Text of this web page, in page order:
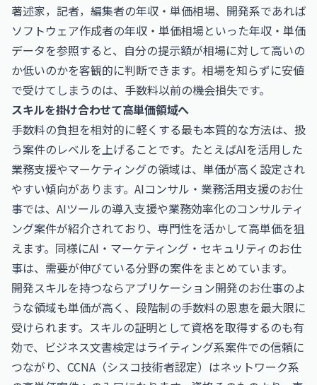
著述家，記者，編集者の年収・単価相場、開発系であれば
ソフトウェア作成者の年収・単価相場といった年収・単価
データを参照すると、自分の提示額が相場に対して高いの
か低いのかを客観的に判断できます。相場を知らずに安値
で受けてしまうのは、手数料以前の機会損失です。
スキルを掛け合わせて高単価領域へ
手数料の負担を相対的に軽くする最も本質的な方法は、扱
う案件のレベルを上げることです。たとえばAIを活用した
業務支援やマーケティングの領域は、単価が高く設定され
やすい傾向があります。 AIコンサル・業務活用支援のお仕
事では、AIツールの導入支援や業務効率化のコンサルティ
ング案件が紹介されており、専門性を活かして高単価を狙
えます。同様にAI・マーケティング・セキュリティのお仕
事は、需要が伸びている分野の案件をまとめています。
開発スキルを持つならアプリケーション開発のお仕事のよ
うな領域も単価が高く、段階制の手数料の恩恵を最大限に
受けられます。スキルの証明として資格を取得するのも有
効で、 ビジネス文書検定はライティング系案件での信頼に
つながり、 CCNA（シスコ技術者認定） はネットワーク系